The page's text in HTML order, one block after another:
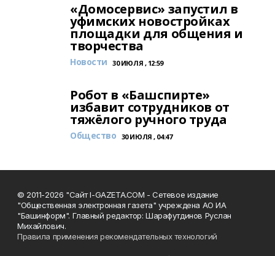
«Домосервис» запустил в
уфимских новостройках
площадки для общения и
творчества
Новости 30 ИЮЛЯ , 12:59
Робот в «Башспирте»
избавит сотрудников от
тяжёлого ручного труда
Общество 30 ИЮЛЯ , 04:47
© 2011-2026 "Сайт I-GAZETA.COM - Сетевое издание
"Общественная электронная газета" учреждена АО ИА
"Башинформ". Главный редактор: Шарафутдинов Руслан
Михайлович.
Правила применения рекомендательных технологий